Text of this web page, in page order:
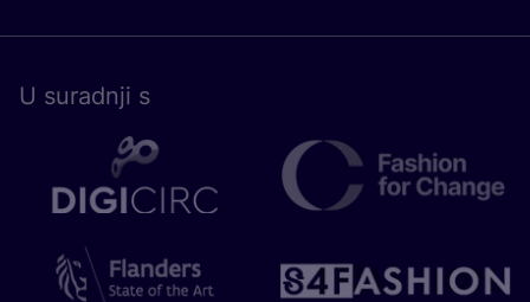
U surad­nji s